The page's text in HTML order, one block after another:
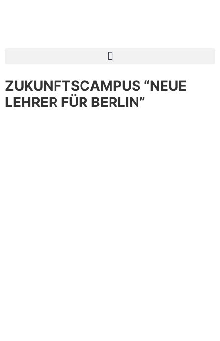
ZUKUNFTSCAMPUS “NEUE
LEHRER FÜR BERLIN”